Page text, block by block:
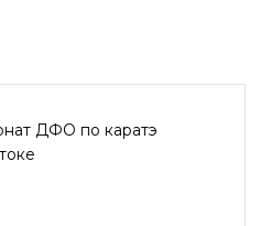
ДФО по каратэ